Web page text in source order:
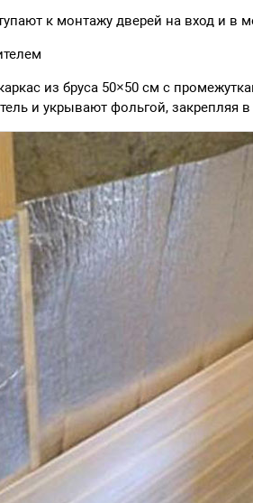
к монтажу дверей на вход и в
из бруса 50×50 см с
и укрывают фольгой, закрепляя